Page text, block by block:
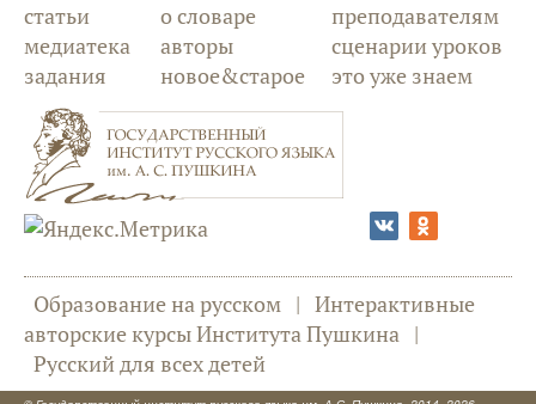
статьи
медиатека
задания
о словаре
авторы
новое&старое
преподавателям
сценарии уроков
это уже знаем
Образование на русском | Интерактивные
авторские курсы Института Пушкина |
Русский для всех детей